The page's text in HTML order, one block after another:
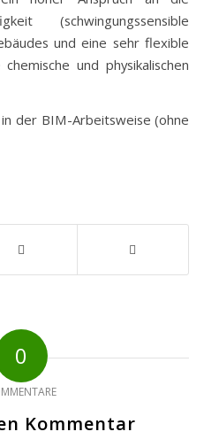
(schwingungssensible
und eine sehr flexible
und physikalischen
der BIM-Arbeitsweise (ohne
0
Kommentar